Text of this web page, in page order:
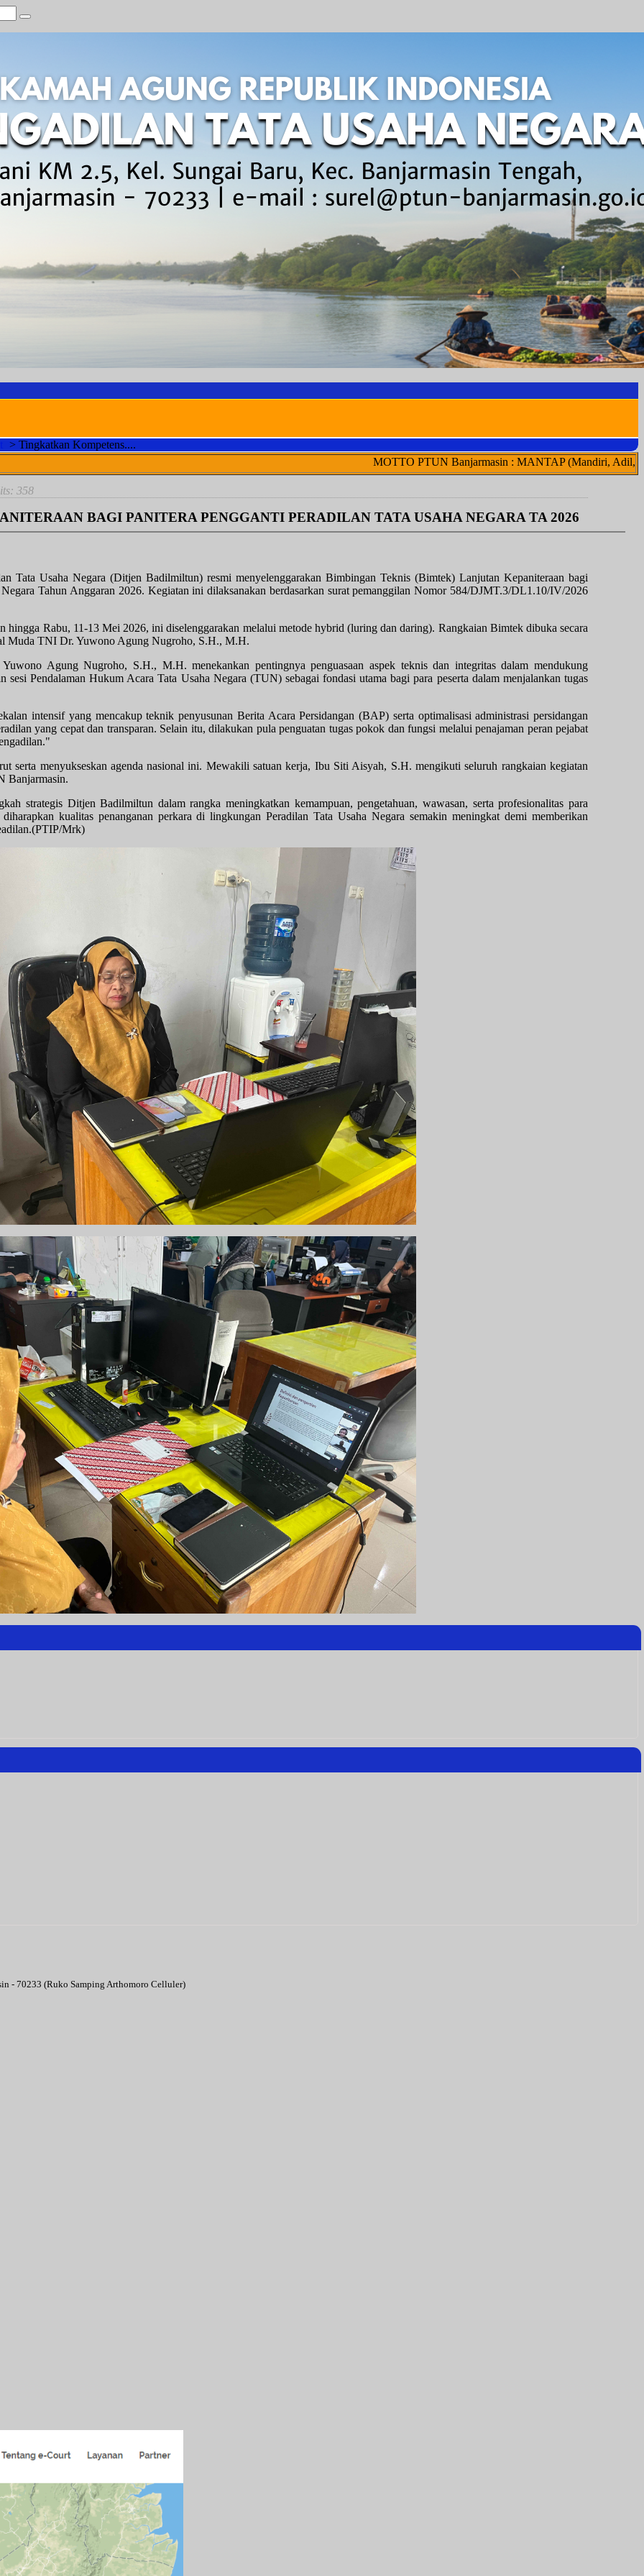
Permintaan Informasi
Isteri (KARIS)
> Tingkatkan Kompetens....
MOTTO PTUN Banjarmasin : MANTAP (Mandiri, Adil, Netral,
358
BAGI PANITERA PENGGANTI PERADILAN TATA USAHA NEGARA TA 2026
Tata Usaha Negara (Ditjen Badilmiltun) resmi menyelenggarakan Bimbingan Teknis (Bimtek) Lanjutan Kepaniteraan bagi
Tahun Anggaran 2026. Kegiatan ini dilaksanakan berdasarkan surat pemanggilan Nomor 584/DJMT.3/DL1.10/IV/2026
hingga Rabu, 11-13 Mei 2026, ini diselenggarakan melalui metode hybrid (luring dan daring). Rangkaian Bimtek dibuka secara
Muda TNI Dr. Yuwono Agung Nugroho, S.H., M.H.
Agung Nugroho, S.H., M.H. menekankan pentingnya penguasaan aspek teknis dan integritas dalam mendukung
Pendalaman Hukum Acara Tata Usaha Negara (TUN) sebagai fondasi utama bagi para peserta dalam menjalankan tugas
intensif yang mencakup teknik penyusunan Berita Acara Persidangan (BAP) serta optimalisasi administrasi persidangan
yang cepat dan transparan. Selain itu, dilakukan pula penguatan tugas pokok dan fungsi melalui penajaman peran pejabat
serta menyukseskan agenda nasional ini. Mewakili satuan kerja, Ibu Siti Aisyah, S.H. mengikuti seluruh rangkaian kegiatan
Banjarmasin.
strategis Ditjen Badilmiltun dalam rangka meningkatkan kemampuan, pengetahuan, wawasan, serta profesionalitas para
kualitas penanganan perkara di lingkungan Peradilan Tata Usaha Negara semakin meningkat demi memberikan
Mrk)
- 70233 (Ruko Samping Arthomoro Celluler)